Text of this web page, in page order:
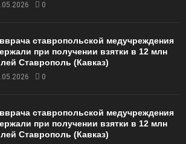
0
ставропольской медучреждения
при получении взятки в 12 млн
Ставрополь (Кавказ)
0
ставропольской медучреждения
при получении взятки в 12 млн
Ставрополь (Кавказ)